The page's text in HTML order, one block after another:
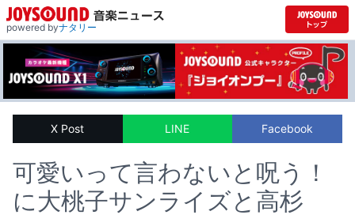
powered byナタリー
X Post LINE Facebook
可愛いって言わないと呪う！
に大桃子サンライズと高杉